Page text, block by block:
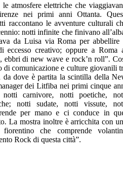
atmosfere elettriche che
nei primi anni Ottanta.
raccontano le avventure culturali
notti infinite che finivano
da Luisa via Roma per abbellire
eccesso creativo; oppure a Roma
di new wave e rock’n roll”.
di comunicazione e culture giovanili
dove è partita la scintilla della
dei Litfiba nei primi cinque
carnivore, notti poetiche,
notti sudate, notti vissute,
per mano e ci conduce in
La mostra inoltre è arricchita con
che comprende
Rock di questa città”.